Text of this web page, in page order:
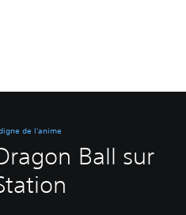
de l'anime
Ball sur